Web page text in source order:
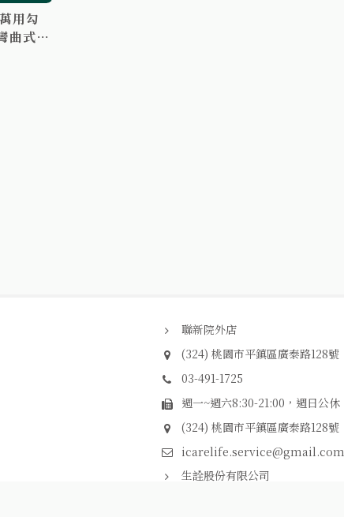
用勾
曲式萬
聯新院外店
(324) 桃園市平鎮區廣泰路128號
03-491-1725
週一~週六8:30-21:00，週日公休
(324) 桃園市平鎮區廣泰路128號
icarelife.service@gmail.com
生詮股份有限公司